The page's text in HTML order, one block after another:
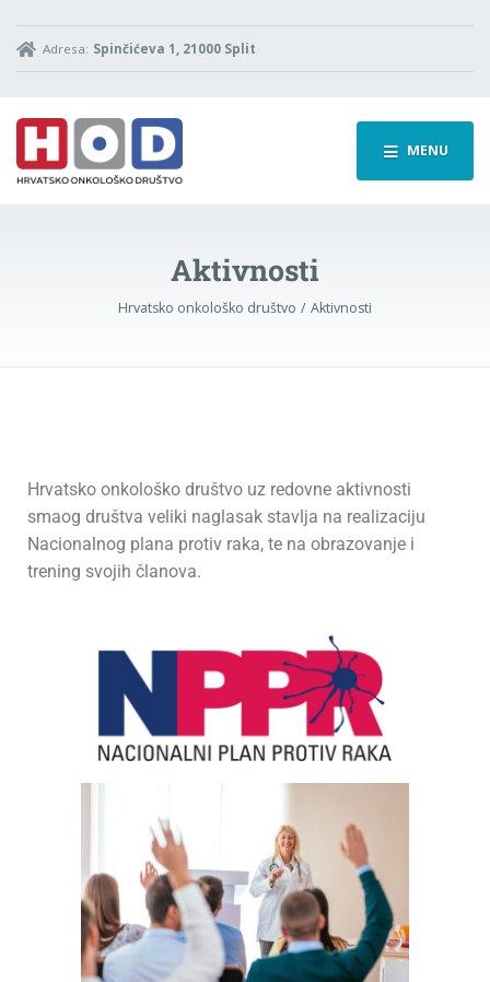
Adresa: Spinčićeva 1, 21000 Split
MENU
Aktivnosti
Hrvatsko onkološko društvo Aktivnosti
Hrvatsko onkološko društvo uz redovne aktivnosti
smaog društva veliki naglasak stavlja na realizaciju
Nacionalnog plana protiv raka, te na obrazovanje i
trening svojih članova.